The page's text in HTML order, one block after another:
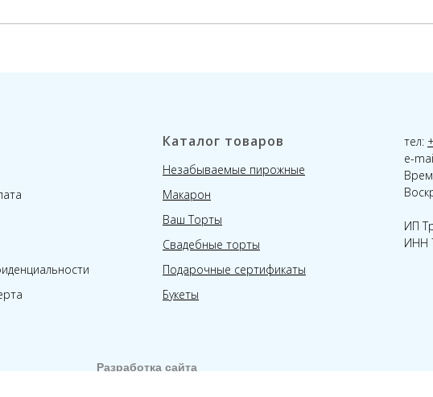
Каталог товаров
Незабываемые пирожные
Макарон
Ваш Торты
Свадебные торты
Подарочные сертификаты
Букеты
тел:
e-
ИП
ИНН
Разработка сайта